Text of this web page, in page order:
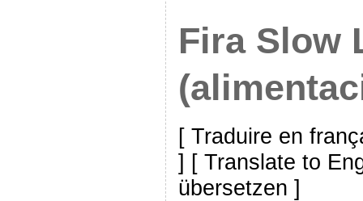
Fira Slow
[ Traduire en
] [ Translate to
übersetzen ]